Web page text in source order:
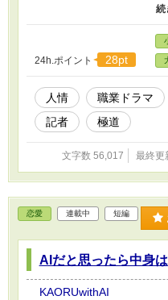
胸に秘めた覚悟と誇り。 そこ
る。 そして龍臣の前に、とき
言葉が、多くの「極道たち」
方をも変えていく。 読むたび
なたの中にも、きっと“極道”
24h.ポイント 28pt
人情 職業ドラマ
記者
極道
文字数 56,017 最終更
恋愛 連載中 短編
AIだと思ったら中身
KAORUwithAI